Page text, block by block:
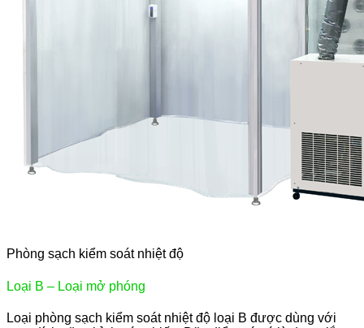
Phòng sạch kiểm soát nhiệt độ
Loại B – Loại mở phóng
Loại phòng sạch kiểm soát nhiệt độ loại B được dùng với